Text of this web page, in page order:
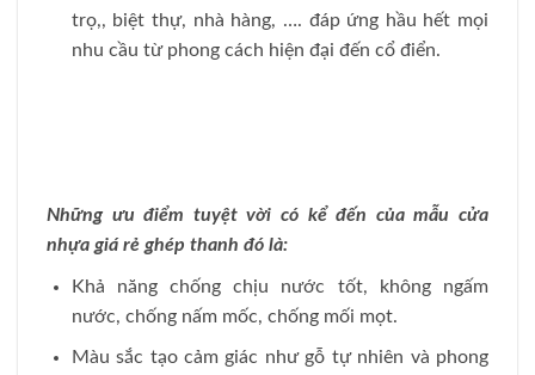
trọ,, biệt thự, nhà hàng, …. đáp ứng hầu hết mọi
nhu cầu từ phong cách hiện đại đến cổ điển.
Những ưu điểm tuyệt vời có kể đến của mẫu cửa
nhựa giá rẻ ghép thanh đó là:
Khả năng chống chịu nước tốt, không ngấm
nước, chống nấm mốc, chống mối mọt.
Màu sắc tạo cảm giác như gỗ tự nhiên và phong